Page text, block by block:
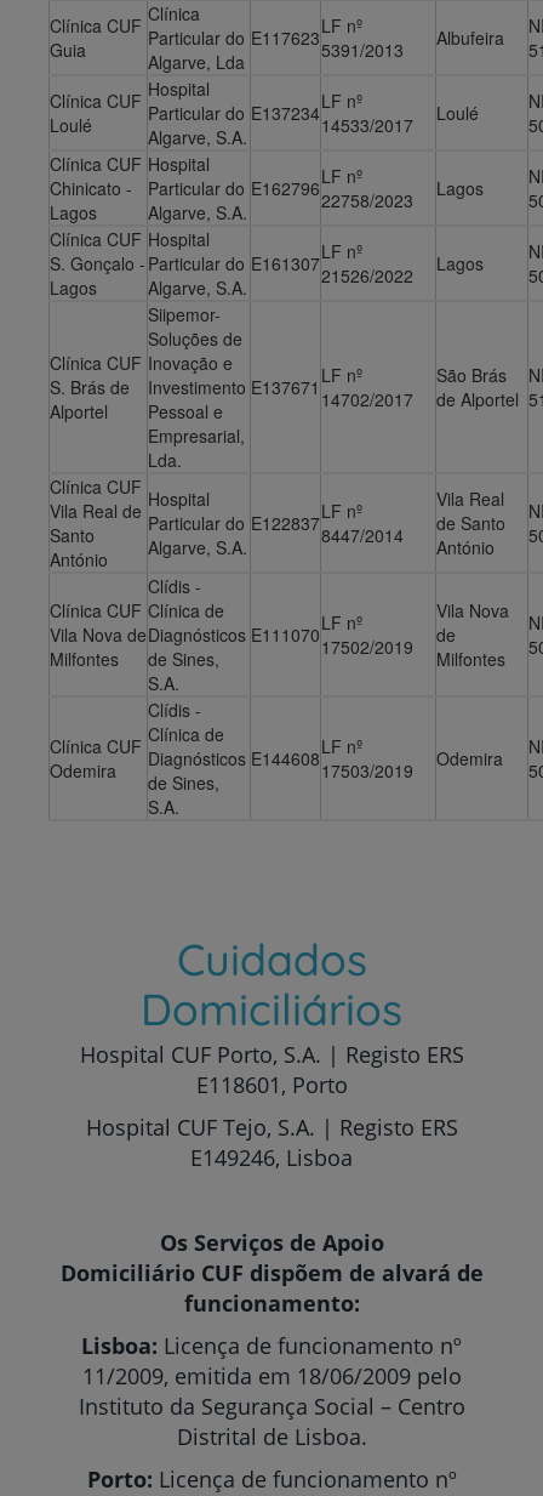
Clínica CUF
Guia
Clínica
Particular do
Algarve, Lda
E117623LF nº
5391/2013
Albufeira
Clínica CUF
Loulé
Hospital
Particular do
Algarve, S.A.
E137234LF nº
14533/2017
Loulé
Clínica CUF
Chinicato -
Lagos
Hospital
Particular do
Algarve, S.A.
E162796LF nº
22758/2023
Lagos
Clínica CUF
S. Gonçalo -
Lagos
Hospital
Particular do
Algarve, S.A.
E161307LF nº
21526/2022
Lagos
Clínica CUF
S. Brás de
Alportel
Siipemor-
Soluções de
Inovação e
Investimento
Pessoal e
Empresarial,
Lda.
E137671 LF nº
14702/2017
São Brás
de Alportel
Clínica CUF
Vila Real de
Santo
António
Hospital
Particular do
Algarve, S.A.
E122837LF nº
8447/2014
Vila Real
de Santo
António
Clínica CUF
Vila Nova de
Milfontes
Clídis -
Clínica de
Diagnósticos
de Sines,
S.A.
E111070LF nº
17502/2019
Vila Nova
de
Milfontes
Clínica CUF
Odemira
Clídis -
Clínica de
Diagnósticos
de Sines,
S.A.
E144608LF nº
17503/2019
Odemira
Cuidados
Domiciliários
Hospital CUF Porto, S.A. | Registo ERS
E118601, Porto
Hospital CUF Tejo, S.A. | Registo ERS
E149246, Lisboa
Os Serviços de Apoio
Domiciliário CUF dispõem de alvará de
funcionamento:
Lisboa: Licença de funcionamento nº
11/2009, emitida em 18/06/2009 pelo
Instituto da Segurança Social – Centro
Distrital de Lisboa.
Porto: Licença de funcionamento nº